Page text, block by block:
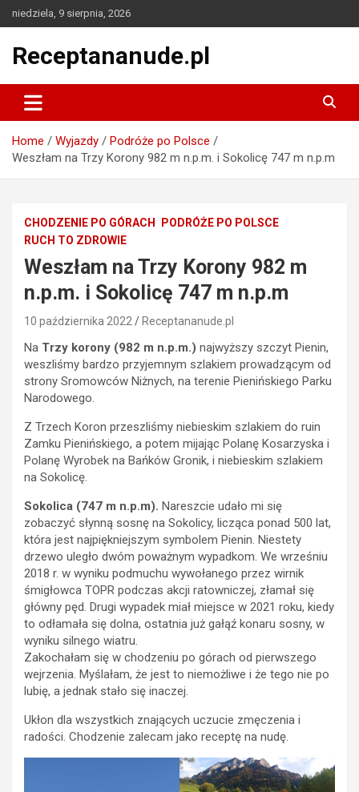
Skip
to
niedziela, 9 sierpnia, 2026
Receptananude.pl
Home Wyjazdy
Podróże po Polsce
Weszłam na Trzy Korony 982 m n.p.m. i Sokolicę 747 m n.p.m
CHODZENIE PO GÓRACH
PODRÓŻE PO POLSCE
RUCH TO ZDROWIE
Weszłam na Trzy Korony 982 m
n.p.m. i Sokolicę 747 m n.p.m
10 października 2022 Receptananude.pl
Na Trzy korony (982 m n.p.m.) najwyższy szczyt Pienin,
weszliśmy bardzo przyjemnym szlakiem prowadzącym od
strony Sromowców Niżnych, na terenie Pienińskiego Parku
Narodowego.
Z Trzech Koron przeszliśmy niebieskim szlakiem do ruin
Zamku Pienińskiego, a potem mijając Polanę Kosarzyska i
Polanę Wyrobek na Bańków Gronik, i niebieskim szlakiem
na Sokolicę.
Sokolica (747 m n.p.m). Nareszcie udało mi się
zobaczyć słynną sosnę na Sokolicy, licząca ponad 500 lat,
która jest najpiękniejszym symbolem Pienin. Niestety
drzewo uległo dwóm poważnym wypadkom. We wrześniu
2018 r. w wyniku podmuchu wywołanego przez wirnik
śmigłowca TOPR podczas akcji ratowniczej, złamał się
główny pęd. Drugi wypadek miał miejsce w 2021 roku, kiedy
to odłamała się dolna, ostatnia już gałąź konaru sosny, w
wyniku silnego wiatru.
Zakochałam się w chodzeniu po górach od pierwszego
wejrzenia. Myślałam, że jest to niemożliwe i że tego nie po
lubię, a jednak stało się inaczej.
Ukłon dla wszystkich znających uczucie zmęczenia i
radości. Chodzenie zalecam jako receptę na nudę.